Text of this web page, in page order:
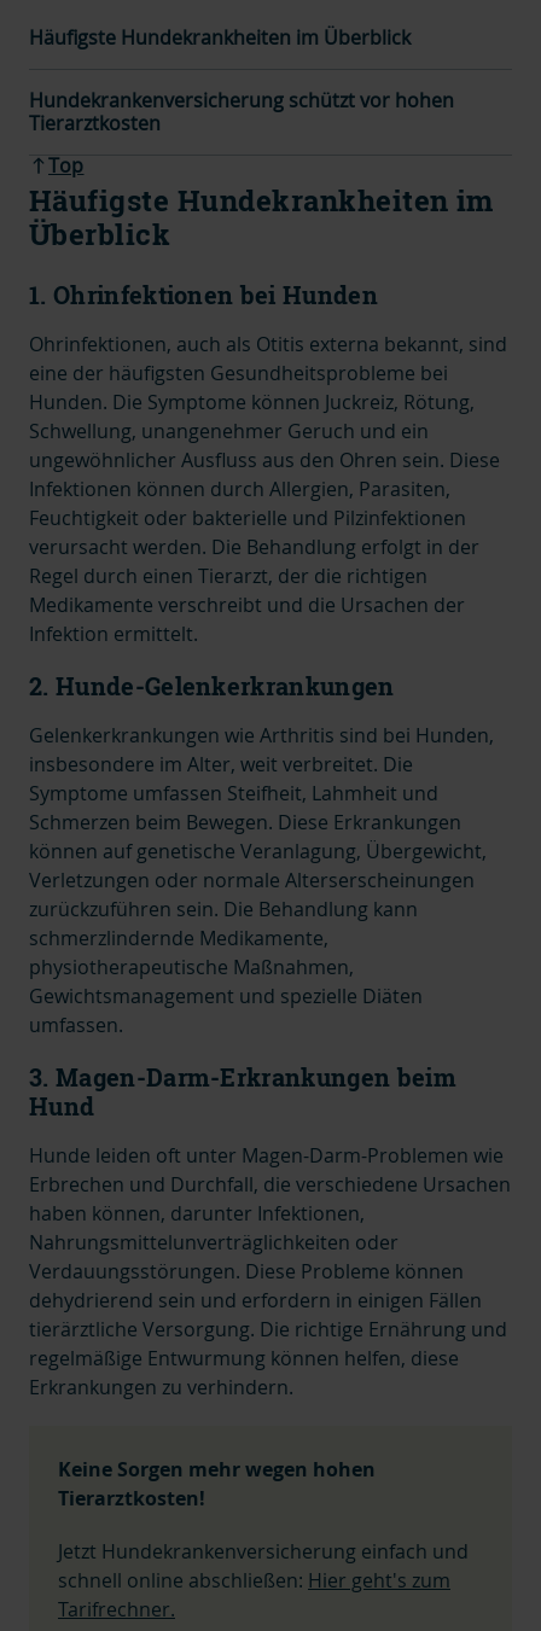
Häufigste Hundekrankheiten im Überblick
Hundekrankenversicherung schützt vor hohen
Tierarztkosten
Top
Häufigste Hundekrankheiten im
Überblick
1. Ohrinfektionen bei Hunden
Ohrinfektionen, auch als Otitis externa bekannt, sind
eine der häufigsten Gesundheitsprobleme bei
Hunden. Die Symptome können Juckreiz, Rötung,
Schwellung, unangenehmer Geruch und ein
ungewöhnlicher Ausfluss aus den Ohren sein. Diese
Infektionen können durch Allergien, Parasiten,
Feuchtigkeit oder bakterielle und Pilzinfektionen
verursacht werden. Die Behandlung erfolgt in der
Regel durch einen Tierarzt, der die richtigen
Medikamente verschreibt und die Ursachen der
Infektion ermittelt.
2. Hunde-Gelenkerkrankungen
Gelenkerkrankungen wie Arthritis sind bei Hunden,
insbesondere im Alter, weit verbreitet. Die
Symptome umfassen Steifheit, Lahmheit und
Schmerzen beim Bewegen. Diese Erkrankungen
können auf genetische Veranlagung, Übergewicht,
Verletzungen oder normale Alterserscheinungen
zurückzuführen sein. Die Behandlung kann
schmerzlindernde Medikamente,
physiotherapeutische Maßnahmen,
Gewichtsmanagement und spezielle Diäten
umfassen.
3. Magen-Darm-Erkrankungen beim
Hund
Hunde leiden oft unter Magen-Darm-Problemen wie
Erbrechen und Durchfall, die verschiedene Ursachen
haben können, darunter Infektionen,
Nahrungsmittelunverträglichkeiten oder
Verdauungsstörungen. Diese Probleme können
dehydrierend sein und erfordern in einigen Fällen
tierärztliche Versorgung. Die richtige Ernährung und
regelmäßige Entwurmung können helfen, diese
Erkrankungen zu verhindern.
Keine Sorgen mehr wegen hohen
Tierarztkosten!
Jetzt Hundekrankenversicherung einfach und
schnell online abschließen: Hier geht's zum
Tarifrechner.